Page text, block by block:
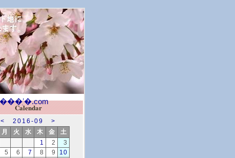
Calendar
< 2016-09
>
月 火 水 木 金
土
1
2
3
5 6 7 8 9
10